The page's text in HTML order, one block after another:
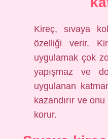
Kireç, sıvaya
özelliği verir.
uygulamak çok
yapışmaz ve
uygulanan
kazandırır ve
korur.